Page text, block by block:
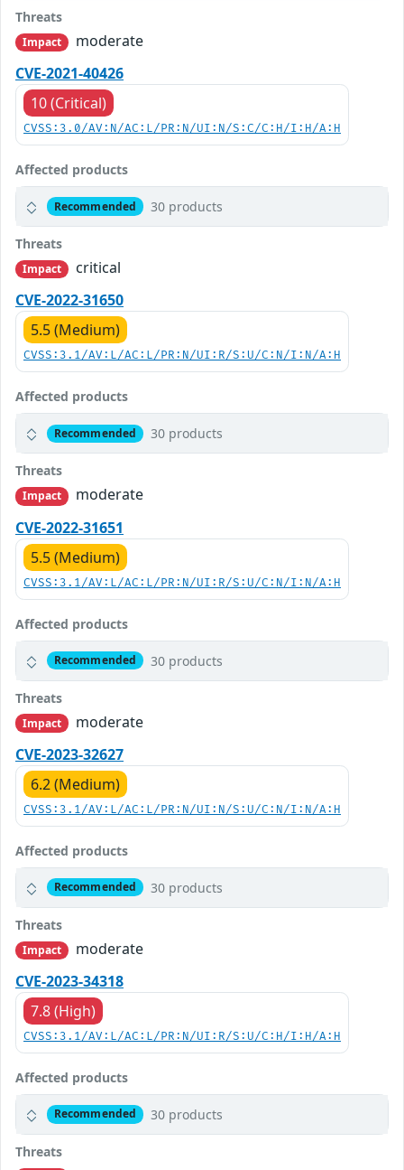
Threats
Impact
moderate
CVE-2021-40426
10 (Critical)
CVSS:3.0/AV:N/AC:L/PR:N/UI:N/S:C/C:H/I:H/A:H
Affected products
Recommended 30 products
Threats
Impact
critical
CVE-2022-31650
5.5 (Medium)
CVSS:3.1/AV:L/AC:L/PR:N/UI:R/S:U/C:N/I:N/A:H
Affected products
Recommended 30 products
Threats
Impact
moderate
CVE-2022-31651
5.5 (Medium)
CVSS:3.1/AV:L/AC:L/PR:N/UI:R/S:U/C:N/I:N/A:H
Affected products
Recommended 30 products
Threats
Impact
moderate
CVE-2023-32627
6.2 (Medium)
CVSS:3.1/AV:L/AC:L/PR:N/UI:N/S:U/C:N/I:N/A:H
Affected products
Recommended 30 products
Threats
Impact
moderate
CVE-2023-34318
7.8 (High)
CVSS:3.1/AV:L/AC:L/PR:N/UI:R/S:U/C:H/I:H/A:H
Affected products
Recommended 30 products
Threats